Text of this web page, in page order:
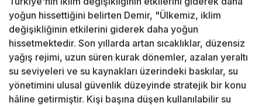
yoğun hissettiğini belirten Demir, "Ülkemiz, iklim
değişikliğinin etkilerini giderek daha yoğun
hissetmektedir. Son yıllarda artan sıcaklıklar, düzensiz
yağış rejimi, uzun süren kurak dönemler, azalan yeraltı
su seviyeleri ve su kaynakları üzerindeki baskılar, su
yönetimini ulusal güvenlik düzeyinde stratejik bir konu
hâline getirmiştir. Kişi başına düşen kullanılabilir su